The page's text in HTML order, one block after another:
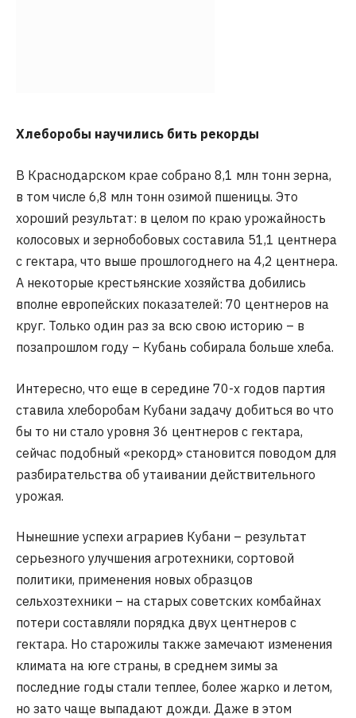
Хлеборобы научились бить рекорды
В Краснодарском крае собрано 8,1 млн тонн зерна,
в том числе 6,8 млн тонн озимой пшеницы. Это
хороший результат: в целом по краю урожайность
колосовых и зернобобовых составила 51,1 центнера
с гектара, что выше прошлогоднего на 4,2 центнера.
А некоторые крестьянские хозяйства добились
вполне европейских показателей: 70 центнеров на
круг. Только один раз за всю свою историю – в
позапрошлом году – Кубань собирала больше хлеба.
Интересно, что еще в середине 70-х годов партия
ставила хлеборобам Кубани задачу добиться во что
бы то ни стало уровня 36 центнеров с гектара,
сейчас подобный «рекорд» становится поводом для
разбирательства об утаивании действительного
урожая.
Нынешние успехи аграриев Кубани – результат
серьезного улучшения агротехники, сортовой
политики, применения новых образцов
сельхозтехники – на старых советских комбайнах
потери составляли порядка двух центнеров с
гектара. Но старожилы также замечают изменения
климата на юге страны, в среднем зимы за
последние годы стали теплее, более жарко и летом,
но зато чаще выпадают дожди. Даже в этом